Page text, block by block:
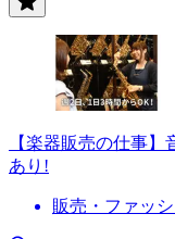
【楽器販売の仕事
あり!
販売・ファッ